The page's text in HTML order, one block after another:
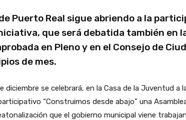
Puerto Real sigue abriendo a la
que será debatida también en
en Pleno y en el Consejo de
de mes.
diciembre se celebrará, en la Casa de la Juventud a
“Construimos desde abajo” una
que el gobierno municipal viene